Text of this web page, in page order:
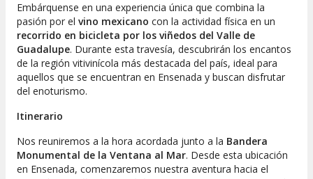
Embárquense en una experiencia única que combina la
pasión por el vino mexicano con la actividad física en un
recorrido en bicicleta por los viñedos del Valle de
Guadalupe. Durante esta travesía, descubrirán los encantos
de la región vitivinícola más destacada del país, ideal para
aquellos que se encuentran en Ensenada y buscan disfrutar
del enoturismo.
Itinerario
Nos reuniremos a la hora acordada junto a la Bandera
Monumental de la Ventana al Mar. Desde esta ubicación
en Ensenada, comenzaremos nuestra aventura hacia el